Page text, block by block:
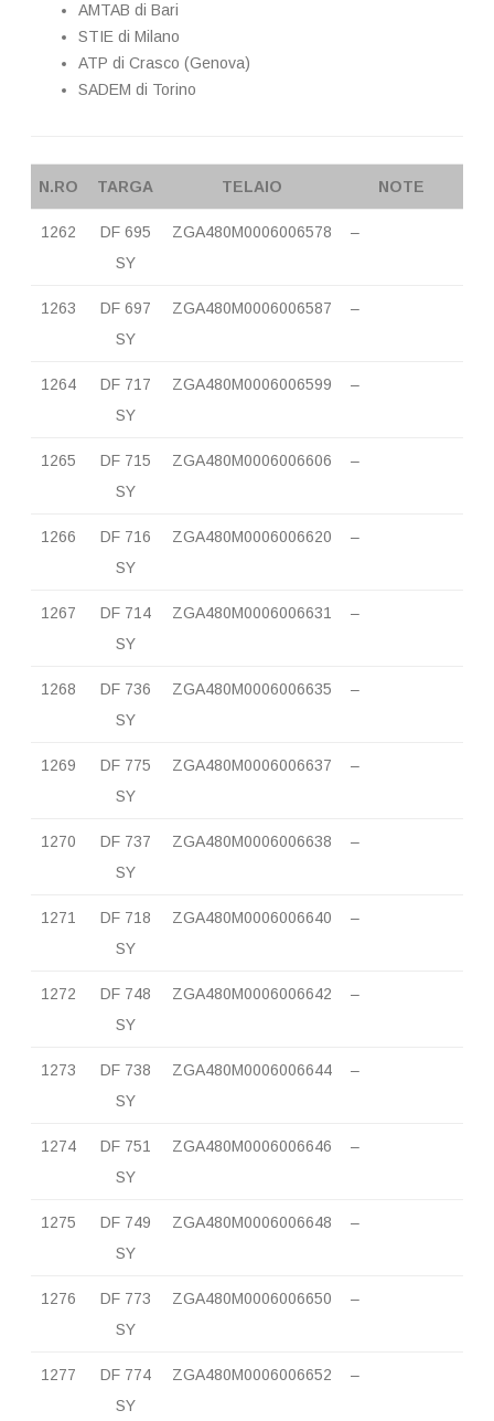
AMTAB di Bari
STIE di Milano
ATP di Crasco (Genova)
SADEM di Torino
N.RO TARGA TELAIO NOTE
1262
DF 695
SY
ZGA480M0006006578 –
1263
DF 697
SY
ZGA480M0006006587 –
1264
DF 717
SY
ZGA480M0006006599 –
1265
DF 715
SY
ZGA480M0006006606 –
1266
DF 716
SY
ZGA480M0006006620 –
1267
DF 714
SY
ZGA480M0006006631 –
1268
DF 736
SY
ZGA480M0006006635 –
1269
DF 775
SY
ZGA480M0006006637 –
1270
DF 737
SY
ZGA480M0006006638 –
1271
DF 718
SY
ZGA480M0006006640 –
1272
DF 748
SY
ZGA480M0006006642 –
1273
DF 738
SY
ZGA480M0006006644 –
1274
DF 751
SY
ZGA480M0006006646 –
1275
DF 749
SY
ZGA480M0006006648 –
1276
DF 773
SY
ZGA480M0006006650 –
1277
DF 774
SY
ZGA480M0006006652 –